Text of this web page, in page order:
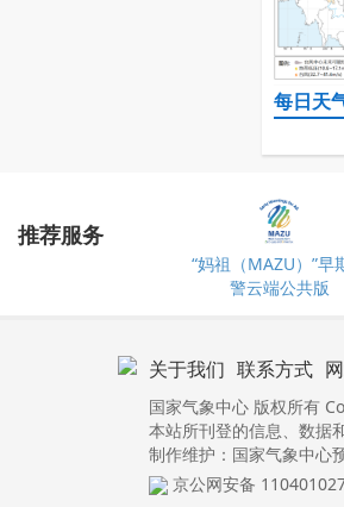
每日天
推荐服务
“妈祖（MAZU）”早
警云端公共版
关于我们 联系方式
国家气象中心 版权所有
本站所刊登的信息、数据
制作维护：国家气象中心
京公网安备